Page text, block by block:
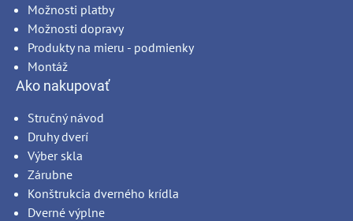
Možnosti platby
Možnosti dopravy
Produkty na mieru - podmienky
Montáž
Ako nakupovať
Stručný návod
Druhy dverí
Výber skla
Zárubne
Konštrukcia dverného krídla
Dverné výplne